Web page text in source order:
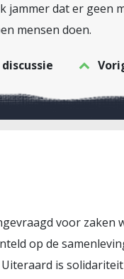
jammer dat er
mensen doen.
voor
op de
is